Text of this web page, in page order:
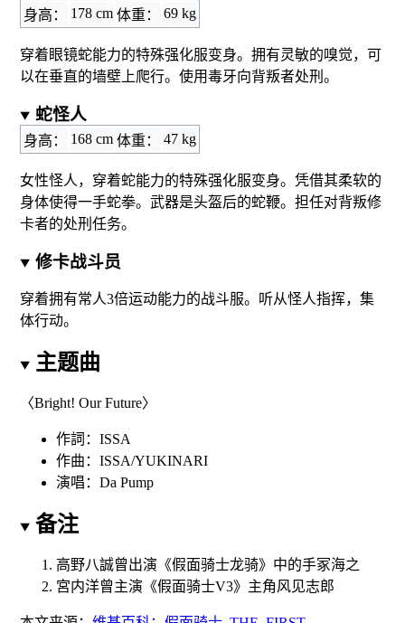
身高： 178 cm 体重： 69 kg
穿着眼镜蛇能力的特殊强化服变身。拥有灵敏的嗅觉，可
以在垂直的墙壁上爬行。使用毒牙向背叛者处刑。
蛇怪人
身高： 168 cm 体重： 47 kg
女性怪人，穿着蛇能力的特殊强化服变身。凭借其柔软的
身体使得一手蛇拳。武器是头盔后的蛇鞭。担任对背叛修
卡者的处刑任务。
修卡战斗员
穿着拥有常人3倍运动能力的战斗服。听从怪人指挥，集
体行动。
主题曲
〈Bright! Our Future〉
作詞：ISSA
作曲：ISSA/YUKINARI
演唱：Da Pump
备注
高野八誠曾出演《假面骑士龙骑》中的手冢海之
宮内洋曾主演《假面骑士V3》主角风见志郎